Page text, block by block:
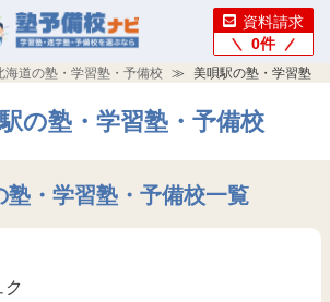
資料請求
0件
海道の塾・学習塾・予備校 美唄駅の塾・学習塾・
の塾・学習塾・予備校
塾・学習塾・予備校一覧
ク